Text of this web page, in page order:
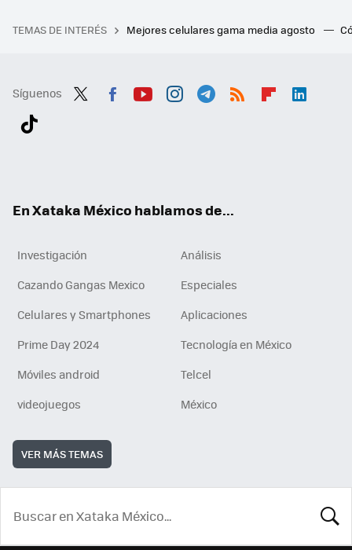
TEMAS DE INTERÉS Mejores celulares gama media agosto
Síguenos
En Xataka México hablamos de...
Investigación
Análisis
Cazando Gangas Mexico
Especiales
Celulares y Smartphones
Aplicaciones
Prime Day 2024
Tecnología en México
Móviles android
Telcel
videojuegos
México
VER MÁS TEMAS